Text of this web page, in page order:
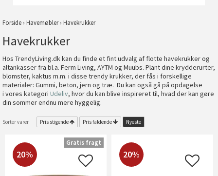
Forside › Havemøbler› Havekrukker
Havekrukker
Hos TrendyLiving.dk kan du finde et fint udvalg af flotte havekrukker og
altankasser fra bl.a. Ferm Living, AYTM og Muubs. Plant dine krydderurter,
blomster, kaktus m.m. i disse trendy krukker, der fås i forskellige
materialer: Gummi, beton, jern og træ. Du kan også gå på opdagelse
i vores kategori Udeliv, hvor du kan blive inspireret til, hvad der kan gøre
din sommer endnu mere hyggelig.
Sorter varer Pris stigende Pris faldende Nyeste
20%
Gratis fragt
20%